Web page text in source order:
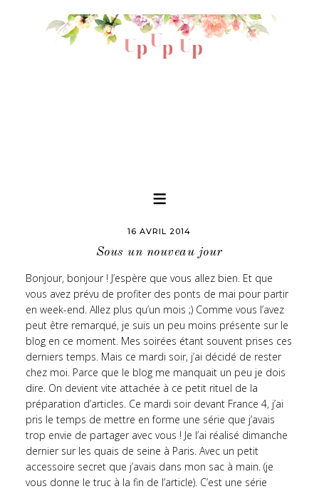
16 AVRIL 2014
Sous un nouveau jour
Bonjour, bonjour ! J’espère que vous allez bien. Et que
vous avez prévu de profiter des ponts de mai pour partir
en week-end. Allez plus qu’un mois ;) Comme vous l’avez
peut être remarqué, je suis un peu moins présente sur le
blog en ce moment. Mes soirées étant souvent prises ces
derniers temps. Mais ce mardi soir, j’ai décidé de rester
chez moi. Parce que le blog me manquait un peu je dois
dire. On devient vite attachée à ce petit rituel de la
préparation d’articles. Ce mardi soir devant France 4, j’ai
pris le temps de mettre en forme une série que j’avais
trop envie de partager avec vous ! Je l’ai réalisé dimanche
dernier sur les quais de seine à Paris. Avec un petit
accessoire secret que j’avais dans mon sac à main. (je
vous donne le truc à la fin de l’article). C’est une série